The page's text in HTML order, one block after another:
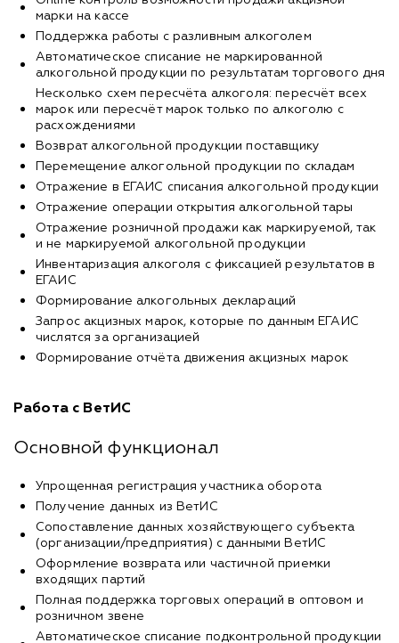
марки на кассе
Поддержка работы с разливным алкоголем
Автоматическое списание не маркированной
алкогольной продукции по результатам торгового дня
Несколько схем пересчёта алкоголя: пересчёт всех
марок или пересчёт марок только по алкоголю с
расхождениями
Возврат алкогольной продукции поставщику
Перемещение алкогольной продукции по складам
Отражение в ЕГАИС списания алкогольной продукции
Отражение операции открытия алкогольной тары
Отражение розничной продажи как маркируемой, так
и не маркируемой алкогольной продукции
Инвентаризация алкоголя с фиксацией результатов в
ЕГАИС
Формирование алкогольных деклараций
Запрос акцизных марок, которые по данным ЕГАИС
числятся за организацией
Формирование отчёта движения акцизных марок
Работа с ВетИС
Основной функционал
Упрощенная регистрация участника оборота
Получение данных из ВетИС
Сопоставление данных хозяйствующего субъекта
(организации/предприятия) с данными ВетИС
Оформление возврата или частичной приемки
входящих партий
Полная поддержка торговых операций в оптовом и
розничном звене
Автоматическое списание подконтрольной продукции